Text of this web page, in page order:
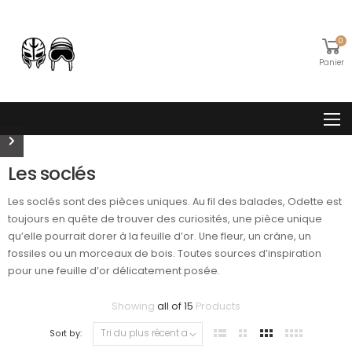
0
Panier
Les soclés
Les soclés sont des pièces uniques. Au fil des balades, Odette est
toujours en quête de trouver des curiosités, une pièce unique
qu’elle pourrait dorer à la feuille d’or. Une fleur, un crâne, un
fossiles ou un morceaux de bois. Toutes sources d’inspiration
pour une feuille d’or délicatement posée.
Showing all of 15 Products
du
Sort by: